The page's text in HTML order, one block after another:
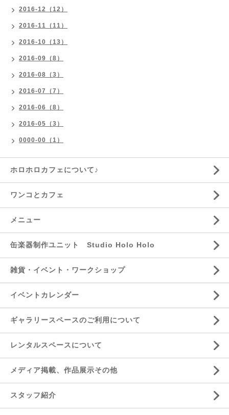
2016-12（12）
2016-11（11）
2016-10（13）
2016-09（8）
2016-08（3）
2016-07（7）
2016-06（8）
2016-05（3）
0000-00（1）
ホロホロカフェについて♪
ワンコとカフェ
メニュー
缶楽器制作ユニット Studio Holo Holo
雑貨・イベント・ワークショップ
イベントカレンダー
ギャラリースペースのご利用について
レンタルスペースについて
メディア掲載、作品展示その他
スタッフ紹介